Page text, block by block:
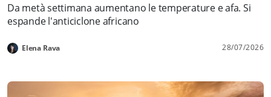
Da metà settimana aumentano le temperature e afa. Si
espande l'anticiclone africano
Elena Rava 28/07/2026